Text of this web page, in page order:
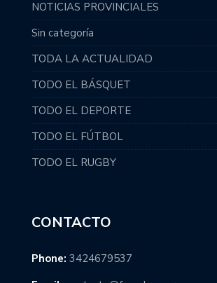
NOTICIAS PROVINCIALES
Sin categoría
TODA LA ACTUALIDAD
TODO EL BÁSQUET
TODO EL DEPORTE
TODO EL FÚTBOL
TODO EL RUGBY
CONTACTO
Phone: 3424679537